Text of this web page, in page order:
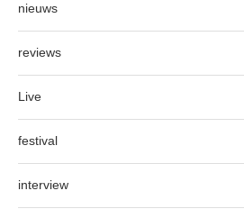
nieuws
reviews
Live
festival
interview